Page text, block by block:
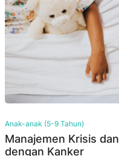
Anak-anak (5-9 Tahun)
Manajemen Krisis
dengan Kanker